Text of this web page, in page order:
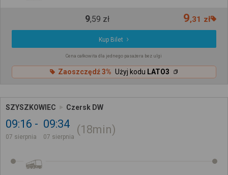
9,59 zł 9,31 zł
Kup Bilet
Cena całkowita dla jednego pasażera bez ulgi
Zaoszczędź 3% Użyj kodu LATO3
SZYSZKOWIEC Czersk DW
09:16
07 sierpnia
09:34
07 sierpnia
18min